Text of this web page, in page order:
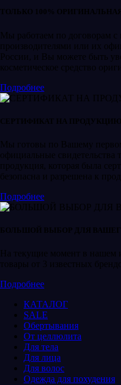
ТОЛЬКО 100%
Мы работаем по договорам
производителями или их
России, и Вы можете быть
косметическое средство
Подробнее
СЕРТИФИКАТ НА
Мы готовы по Вашему
официальные свидетельства
продукция, которая была
безопасна и разрешена к
Подробнее
БОЛЬШОЙ ВЫБОР ДЛЯ
На текущие момент в нашем
товары от 3 известных
Подробнее
КАТАЛОГ
SALE
Обертывания
От целлюлита
Для тела
Для лица
Для волос
Одежда для похудения